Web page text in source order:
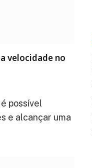
velocidade no
possível
e alcançar uma